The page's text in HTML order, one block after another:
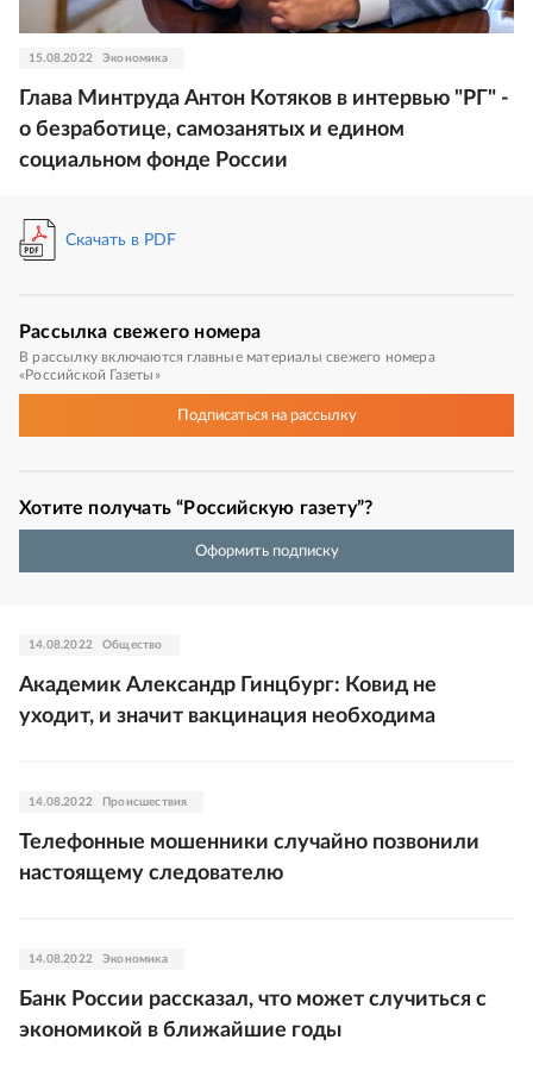
15.08.2022 Экономика
Глава Минтруда Антон Котяков в интервью "РГ" -
о безработице, самозанятых и едином
социальном фонде России
Скачать в PDF
Рассылка свежего номера
В рассылку включаются главные материалы свежего номера
«Российской Газеты»
Подписатьсяна рассылку
Хотите получать “Российскую газету”?
Оформить подписку
14.08.2022 Общество
Академик Александр Гинцбург: Ковид не
уходит, и значит вакцинация необходима
14.08.2022 Происшествия
Телефонные мошенники случайно позвонили
настоящему следователю
14.08.2022 Экономика
Банк России рассказал, что может случиться с
экономикой в ближайшие годы